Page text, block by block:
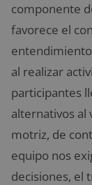
componente
favorece el
al realizar
participantes
alternativos al
motriz, de
equipo nos
decisiones, el